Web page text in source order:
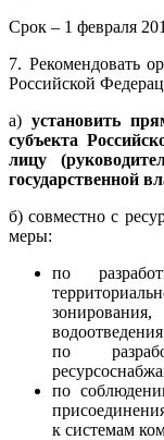
Срок – 1 февраля
7. Рекомендовать
Российской
а)установить
субъекта
лицу
государственной
б) совместно с
меры:
по
по
по
к системам